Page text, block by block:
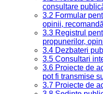
consultare
3.2 Formular
opinii,
3.3 Registrul
propunerilor,
3.4 Dezbateri
3.5 Consultari
3.6 Proiecte de
pot fi transmise
3.7 Proiecte de